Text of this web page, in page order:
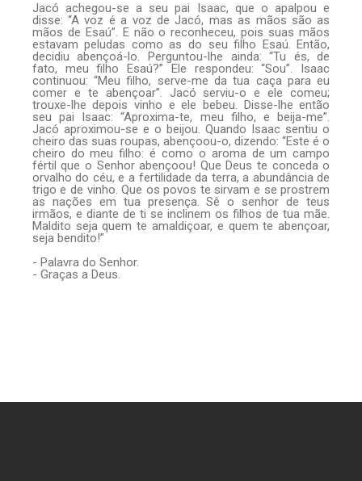
Jacó achegou-se a seu pai Isaac, que o apalpou e
disse: “A voz é a voz de Jacó, mas as mãos são as
mãos de Esaú”. E não o reconheceu, pois suas mãos
estavam peludas como as do seu filho Esaú. Então,
decidiu abençoá-lo. Perguntou-lhe ainda: “Tu és, de
fato, meu filho Esaú?” Ele respondeu: “Sou”. Isaac
continuou: “Meu filho, serve-me da tua caça para eu
comer e te abençoar”. Jacó serviu-o e ele comeu;
trouxe-lhe depois vinho e ele bebeu. Disse-lhe então
seu pai Isaac: “Aproxima-te, meu filho, e beija-me”.
Jacó aproximou-se e o beijou. Quando Isaac sentiu o
cheiro das suas roupas, abençoou-o, dizendo: “Este é o
cheiro do meu filho: é como o aroma de um campo
fértil que o Senhor abençoou! Que Deus te conceda o
orvalho do céu, e a fertilidade da terra, a abundância de
trigo e de vinho. Que os povos te sirvam e se prostrem
as nações em tua presença. Sê o senhor de teus
irmãos, e diante de ti se inclinem os filhos de tua mãe.
Maldito seja quem te amaldiçoar, e quem te abençoar,
seja bendito!”
- Palavra do Senhor.
- Graças a Deus.